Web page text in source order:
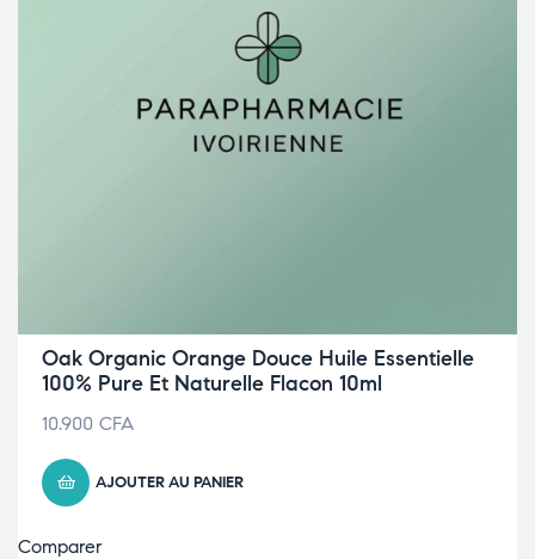
Oak Organic Orange Douce Huile Essentielle
100% Pure Et Naturelle Flacon 10ml
10.900 CFA
AJOUTER AU PANIER
Comparer